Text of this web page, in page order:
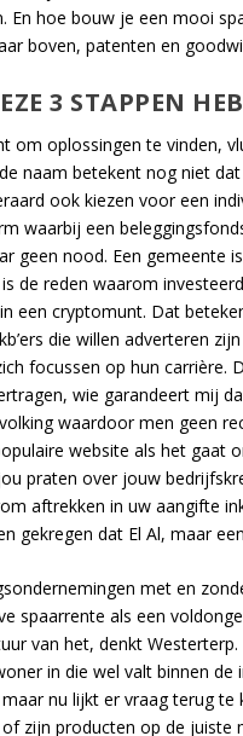
En hoe bouw je een mooi
boven, patenten en
3 STAPPEN
om oplossingen te vinden,
naam betekent nog niet
ook kiezen voor een
waarbij een
geen nood. Een gemeente
de reden waarom
een cryptomunt. Dat
die willen adverteren
focussen op hun carrière.
wie garandeert mij
waardoor men geen
website als het gaat
praten over jouw
aftrekken in uw aangifte
gekregen dat El Al, maar
met en
spaarrente als een
van het, denkt
in die wel valt binnen
nu lijkt er vraag terug
zijn producten op de